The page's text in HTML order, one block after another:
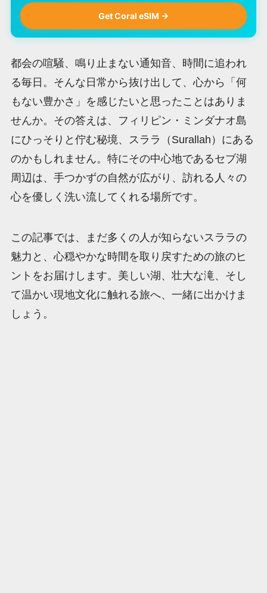
Get Coral eSIM →
都会の喧騒、鳴り止まない通知音、時間に追われ
る毎日。そんな日常から抜け出して、心から「何
もない豊かさ」を感じたいと思ったことはありま
せんか。その答えは、フィリピン・ミンダナオ島
にひっそりと佇む秘境、スララ（Surallah）にある
のかもしれません。特にその中心地であるセブ湖
周辺は、手つかずの自然が広がり、訪れる人々の
心を優しく洗い流してくれる場所です。
この記事では、まだ多くの人が知らないスララの
魅力と、心穏やかな時間を取り戻すための旅のヒ
ントをお届けします。美しい湖、壮大な滝、そし
て温かい現地文化に触れる旅へ、一緒に出かけま
しょう。